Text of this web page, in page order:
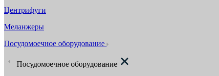
Центрифуги
Меланжеры
Посудомоечное оборудование
Посудомоечное оборудование